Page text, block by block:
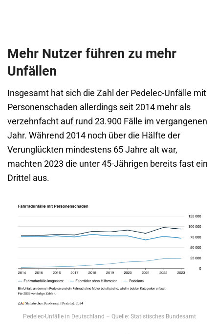
Mehr Nutzer führen zu mehr
Unfällen
Insgesamt hat sich die Zahl der Pedelec-Unfälle mit
Personenschaden allerdings seit 2014 mehr als
verzehnfacht auf rund 23.900 Fälle im vergangenen
Jahr. Während 2014 noch über die Hälfte der
Verunglückten mindestens 65 Jahre alt war,
machten 2023 die unter 45-Jährigen bereits fast ein
Drittel aus.
Pedelec-Unfälle in Deutschland – Quelle: Statistisches Bundesamt